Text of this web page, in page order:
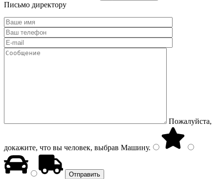
Письмо директору
Пожалуйста,
докажите, что вы человек, выбрав Машину.